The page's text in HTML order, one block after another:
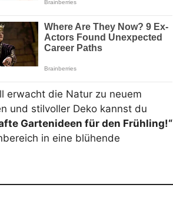
erwacht die Natur zu neuem
und stilvoller Deko kannst du
Gartenideen für den Frühling!“
in eine blühende